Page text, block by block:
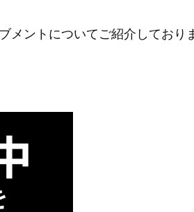
メントについてご紹介しており